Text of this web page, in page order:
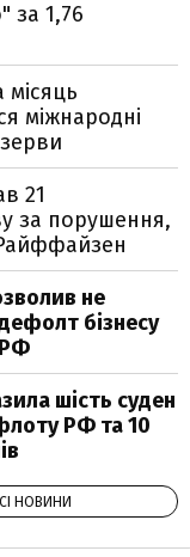
за 1,76
місяць
міжнародні
21
за порушення,
не
бізнесу
РФ
шість суден
РФ та 10
НОВИНИ